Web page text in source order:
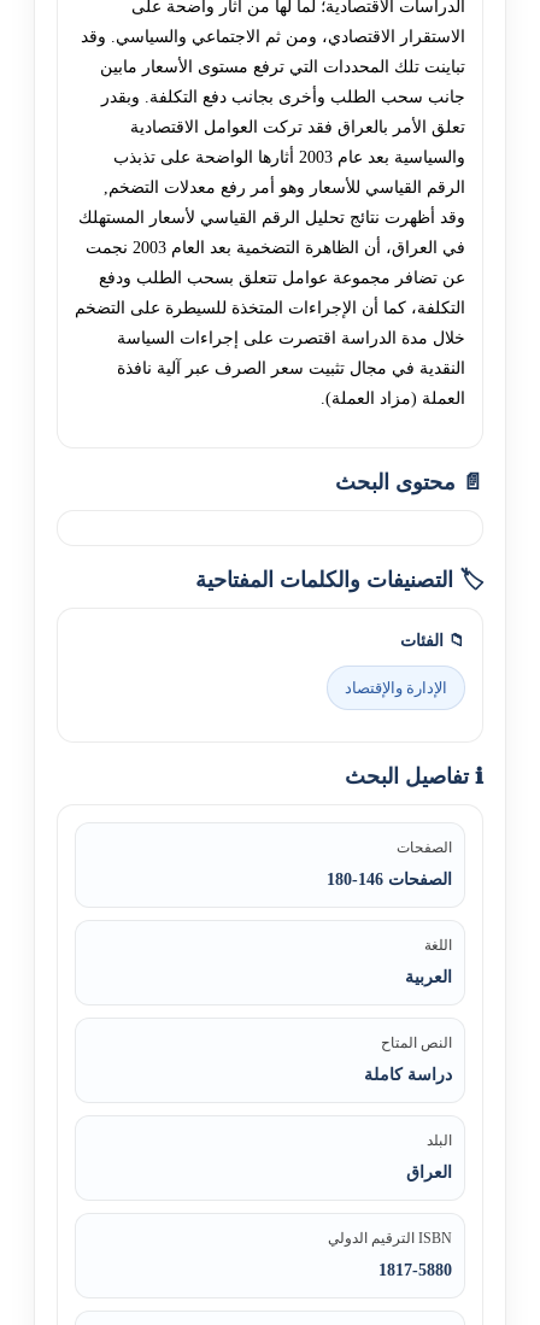
الدراسات الاقتصادية؛ لما لها من آثار واضحة على
الاستقرار الاقتصادي، ومن ثم الاجتماعي والسياسي. وقد
تباينت تلك المحددات التي ترفع مستوى الأسعار مابين
جانب سحب الطلب وأخرى بجانب دفع التكلفة. وبقدر
تعلق الأمر بالعراق فقد تركت العوامل الاقتصادية
والسياسية بعد عام 2003 أثارها الواضحة على تذبذب
الرقم القياسي للأسعار وهو أمر رفع معدلات التضخم,
وقد أظهرت نتائج تحليل الرقم القياسي لأسعار المستهلك
في العراق، أن الظاهرة التضخمية بعد العام 2003 نجمت
عن تضافر مجموعة عوامل تتعلق بسحب الطلب ودفع
التكلفة، كما أن الإجراءات المتخذة للسيطرة على التضخم
خلال مدة الدراسة اقتصرت على إجراءات السياسة
النقدية في مجال تثبيت سعر الصرف عبر آلية نافذة
العملة (مزاد العملة).
📄 محتوى البحث
🏷️ التصنيفات والكلمات المفتاحية
📁 الفئات
الإدارة والإقتصاد
ℹ️ تفاصيل البحث
الصفحات
الصفحات 146-180
اللغة
العربية
النص المتاح
دراسة كاملة
البلد
العراق
ISBN الترقيم الدولي
1817-5880